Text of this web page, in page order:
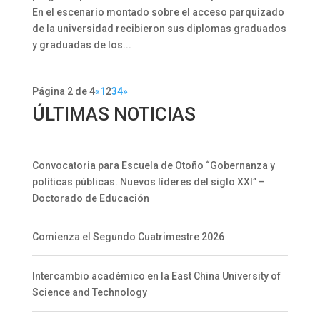
En el escenario montado sobre el acceso parquizado
de la universidad recibieron sus diplomas graduados
y graduadas de los...
Página 2 de 4«1 234»
ÚLTIMAS NOTICIAS
Convocatoria para Escuela de Otoño “Gobernanza y
políticas públicas. Nuevos líderes del siglo XXI” –
Doctorado de Educación
Comienza el Segundo Cuatrimestre 2026
Intercambio académico en la East China University of
Science and Technology